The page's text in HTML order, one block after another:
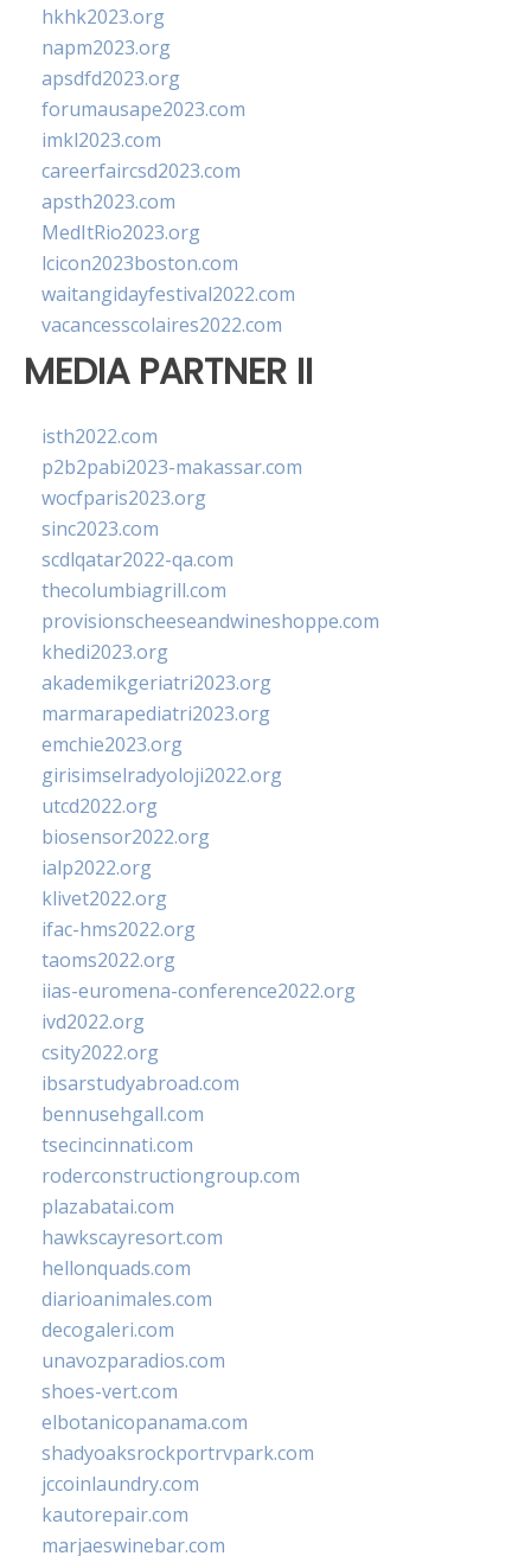
hkhk2023.org
napm2023.org
apsdfd2023.org
forumausape2023.com
imkl2023.com
careerfaircsd2023.com
apsth2023.com
MedItRio2023.org
lcicon2023boston.com
waitangidayfestival2022.com
vacancesscolaires2022.com
MEDIA PARTNER II
isth2022.com
p2b2pabi2023-makassar.com
wocfparis2023.org
sinc2023.com
scdlqatar2022-qa.com
thecolumbiagrill.com
provisionscheeseandwineshoppe.com
khedi2023.org
akademikgeriatri2023.org
marmarapediatri2023.org
emchie2023.org
girisimselradyoloji2022.org
utcd2022.org
biosensor2022.org
ialp2022.org
klivet2022.org
ifac-hms2022.org
taoms2022.org
iias-euromena-conference2022.org
ivd2022.org
csity2022.org
ibsarstudyabroad.com
bennusehgall.com
tsecincinnati.com
roderconstructiongroup.com
plazabatai.com
hawkscayresort.com
hellonquads.com
diarioanimales.com
decogaleri.com
unavozparadios.com
shoes-vert.com
elbotanicopanama.com
shadyoaksrockportrvpark.com
jccoinlaundry.com
kautorepair.com
marjaeswinebar.com